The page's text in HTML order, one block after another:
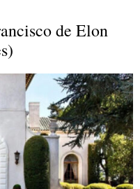
de Elon